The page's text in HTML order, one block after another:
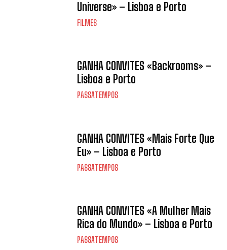
Universe» – Lisboa e Porto
FILMES
GANHA CONVITES «Backrooms» –
Lisboa e Porto
PASSATEMPOS
GANHA CONVITES «Mais Forte Que
Eu» – Lisboa e Porto
PASSATEMPOS
GANHA CONVITES «A Mulher Mais
Rica do Mundo» – Lisboa e Porto
PASSATEMPOS